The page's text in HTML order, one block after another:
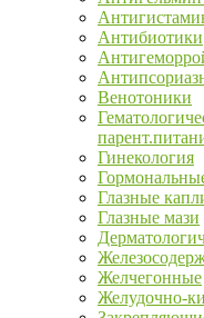
Антибиотики
Венотоники
Гинекология
Глазные
Глазные мази
Желчегонные
Желудочно-